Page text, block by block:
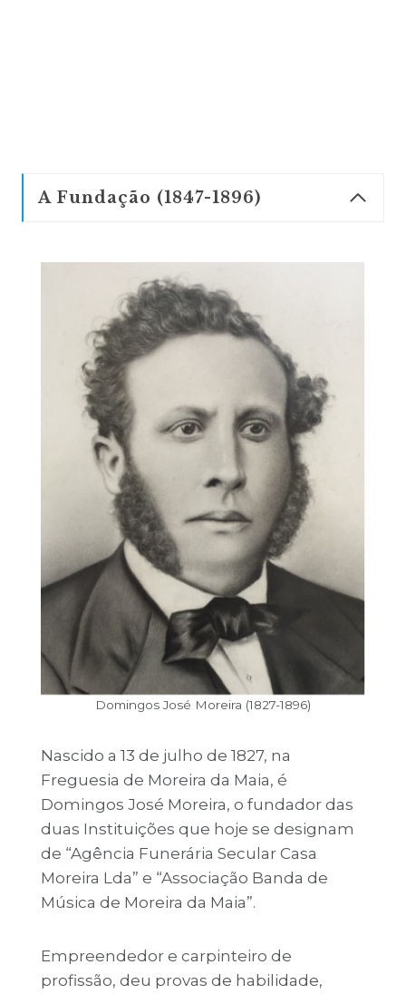
A Fundação (1847-1896)
Domingos José Moreira (1827-1896)
Nascido a 13 de julho de 1827, na
Freguesia de Moreira da Maia, é
Domingos José Moreira, o fundador das
duas Instituições que hoje se designam
de “Agência Funerária Secular Casa
Moreira Lda” e “Associação Banda de
Música de Moreira da Maia”.
Empreendedor e carpinteiro de
profissão, deu provas de habilidade,